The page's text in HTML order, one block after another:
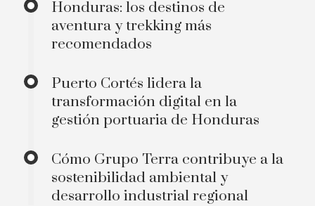
Honduras: los destinos de
aventura y trekking más
recomendados
Puerto Cortés lidera la
transformación digital en la
gestión portuaria de Honduras
Cómo Grupo Terra contribuye a la
sostenibilidad ambiental y
desarrollo industrial regional